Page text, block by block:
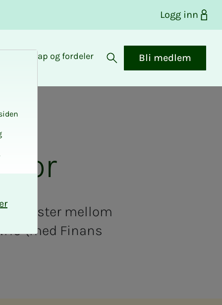
Logg inn
og fordeler
Åpne søk
Bli medlem
mellom
(med Finans